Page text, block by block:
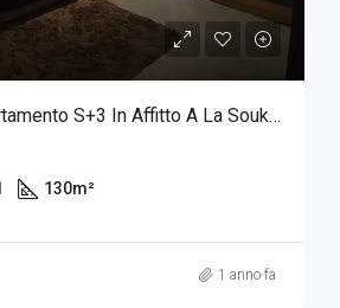
Spazioso Appartamento S+3 In Affitto A La Soukra
130m²
1 anno fa